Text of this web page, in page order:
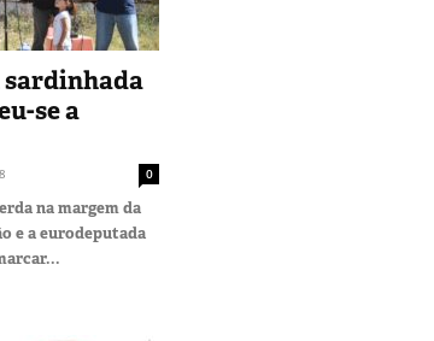
se a
0
na margem da
e a eurodeputada